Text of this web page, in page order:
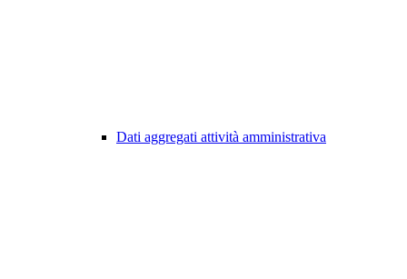
Dati aggregati attività amministrativa